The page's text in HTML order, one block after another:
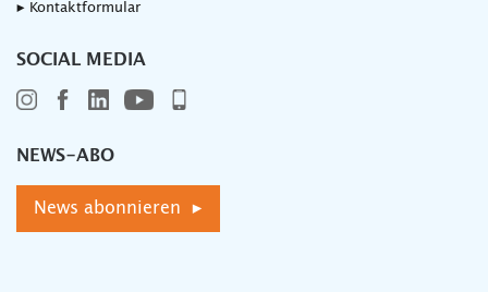
▸ Kontaktformular
SOCIAL MEDIA
NEWS-ABO
News abonnieren ▸